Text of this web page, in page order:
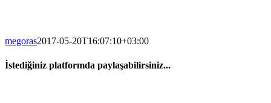
megoras2017-05-20T16:07:10+03:00
İstediğiniz platformda paylaşabilirsiniz...